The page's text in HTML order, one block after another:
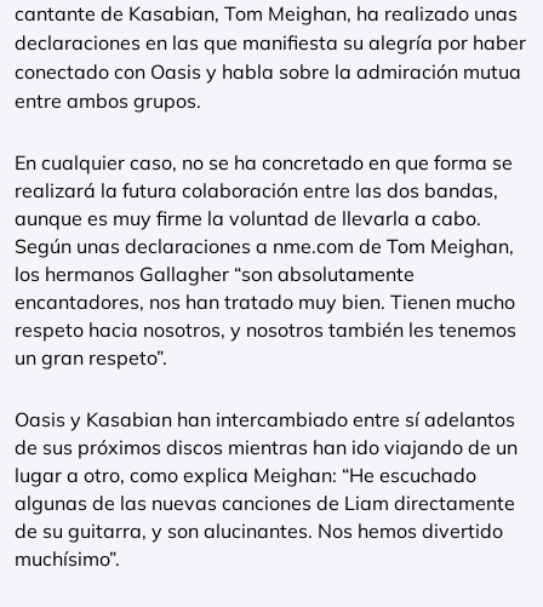
cantante de Kasabian, Tom Meighan, ha realizado unas
declaraciones en las que manifiesta su alegría por haber
conectado con Oasis y habla sobre la admiración mutua
entre ambos grupos.
En cualquier caso, no se ha concretado en que forma se
realizará la futura colaboración entre las dos bandas,
aunque es muy firme la voluntad de llevarla a cabo.
Según unas declaraciones a nme.com de Tom Meighan,
los hermanos Gallagher “son absolutamente
encantadores, nos han tratado muy bien. Tienen mucho
respeto hacia nosotros, y nosotros también les tenemos
un gran respeto”.
Oasis y Kasabian han intercambiado entre sí adelantos
de sus próximos discos mientras han ido viajando de un
lugar a otro, como explica Meighan: “He escuchado
algunas de las nuevas canciones de Liam directamente
de su guitarra, y son alucinantes. Nos hemos divertido
muchísimo”.